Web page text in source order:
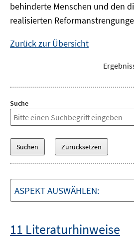
behinderte Menschen und den
realisierten
Zurück zur Übersicht
Suche
ASPEKT AUSWÄHLEN:
11 Literaturhinweise